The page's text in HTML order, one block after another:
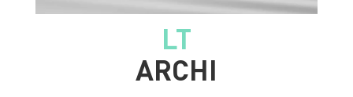
LT
ARCHI